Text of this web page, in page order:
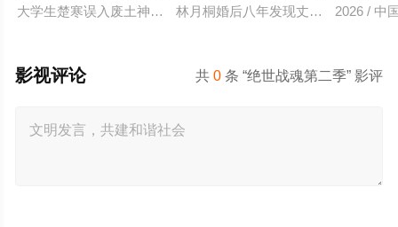
大学生楚寒误入废土神选游戏，新手保护期即将结束，他急中生
林月桐婚后八年发现丈夫顾明轩联合
2026 / 中
共0 条 “绝世战魂第二季” 影评
影视评论